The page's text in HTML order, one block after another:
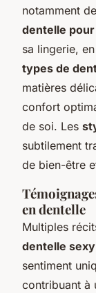
notamment
dentelle
sa lingerie,
types de
matières
confort
de soi. Les
subtilement
de bien-être
en dentelle
Multiples
dentelle sexy
sentiment
contribuant à